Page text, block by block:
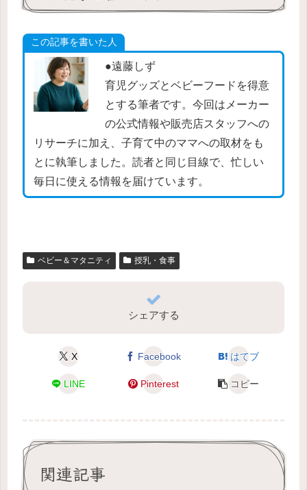
この記事を書いた人
●遠藤しず
育児グッズとベビーフードを得意
とする筆者です。今回はメーカー
の公式情報や販売店スタッフへの
リサーチに加え、子育て中のママへの取材をも
とに執筆しました。読者と同じ目線で、忙しい
毎日に使える情報を届けています。
ベビー＆マタニティ 授乳・食事
シェアする
X Facebook はてブ
LINE Pinterest コピー
関連記事